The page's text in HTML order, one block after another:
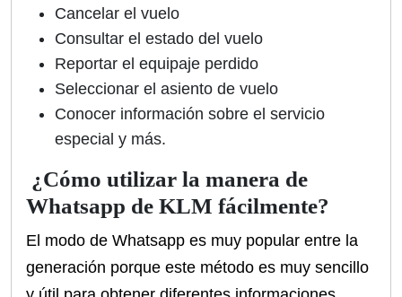
Cancelar el vuelo
Consultar el estado del vuelo
Reportar el equipaje perdido
Seleccionar el asiento de vuelo
Conocer información sobre el servicio
especial y más.
¿Cómo utilizar la manera de
Whatsapp de KLM fácilmente?
El modo de Whatsapp es muy popular entre la
generación porque este método es muy sencillo